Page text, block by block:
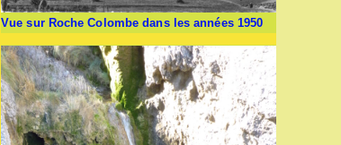
Vue sur Roche Colombe dans les années 1950